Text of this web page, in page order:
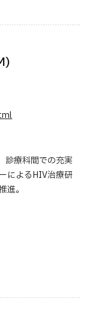
診療科間での充実
によるHIV治療研
進。